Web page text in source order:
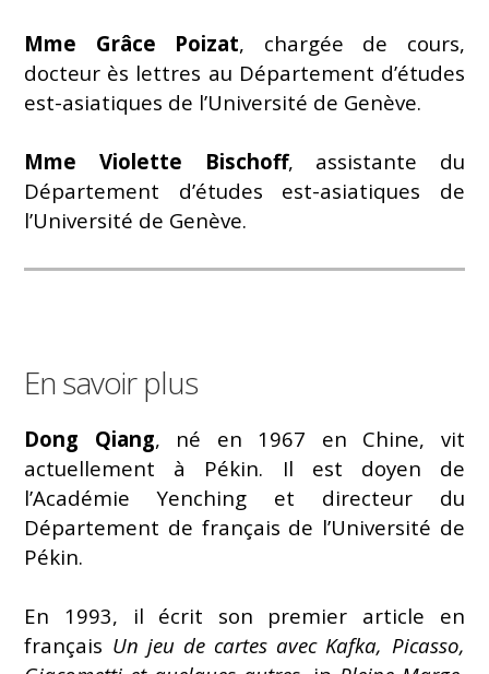
Mme Grâce Poizat, chargée de cours,
docteur ès lettres au Département d’études
est-asiatiques de l’Université de Genève.
Mme Violette Bischoff, assistante du
Département d’études est-asiatiques de
l’Université de Genève.
En savoir plus
Dong Qiang, né en 1967 en Chine, vit
actuellement à Pékin. Il est doyen de
l’Académie Yenching et directeur du
Département de français de l’Université de
Pékin.
En 1993, il écrit son premier article en
français Un jeu de cartes avec Kafka, Picasso,